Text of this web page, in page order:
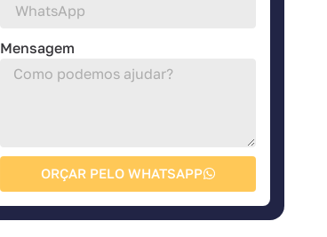
Mensagem
ORÇAR PELO WHATSAPP